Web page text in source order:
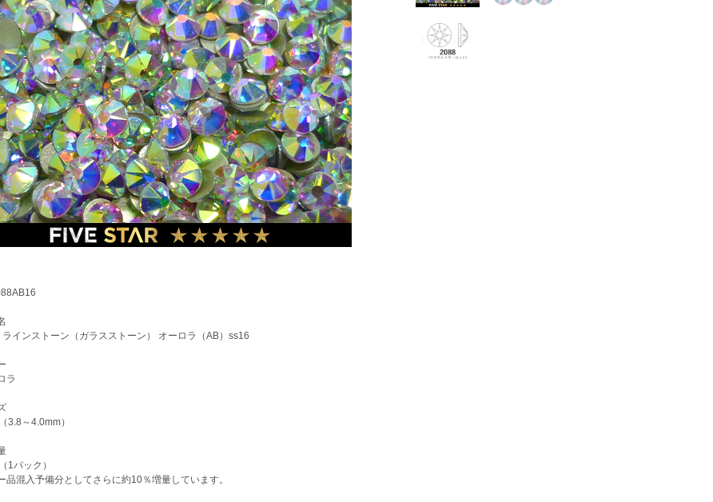
インストーン（ガラスストーン） オーロラ（AB）ss16
ラ
3.8～4.0mm）
1パック）
品混入予備分としてさらに約10％増量しています。